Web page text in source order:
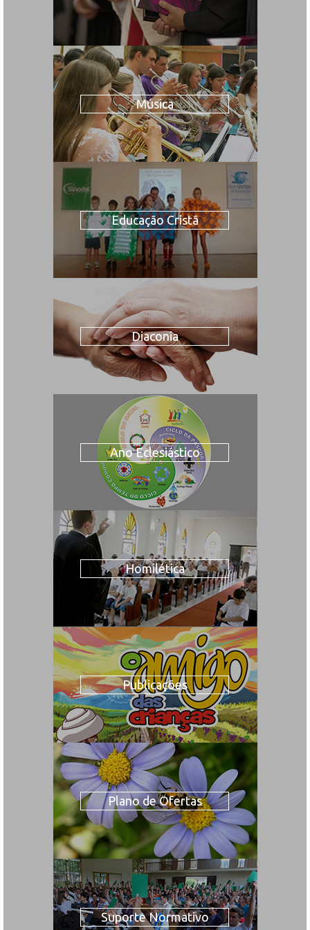
Música
Educação Cristã
Diaconia
Ano Eclesiástico
Homilética
Publicações
Plano de Ofertas
Suporte Normativo